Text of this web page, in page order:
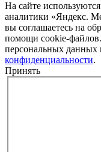
На сайте
аналитики «Яндекс.
вы соглашаетесь на
помощи cookie-
персональных данных
конфиденциальности.
Принять